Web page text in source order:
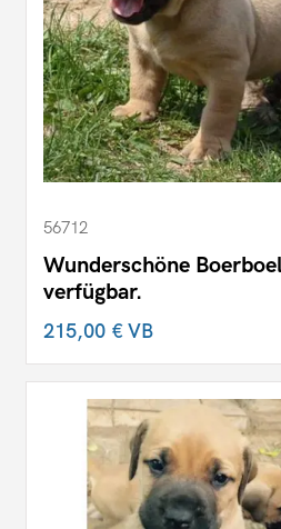
56712
Wunderschöne
verfügbar.
215,00 €VB